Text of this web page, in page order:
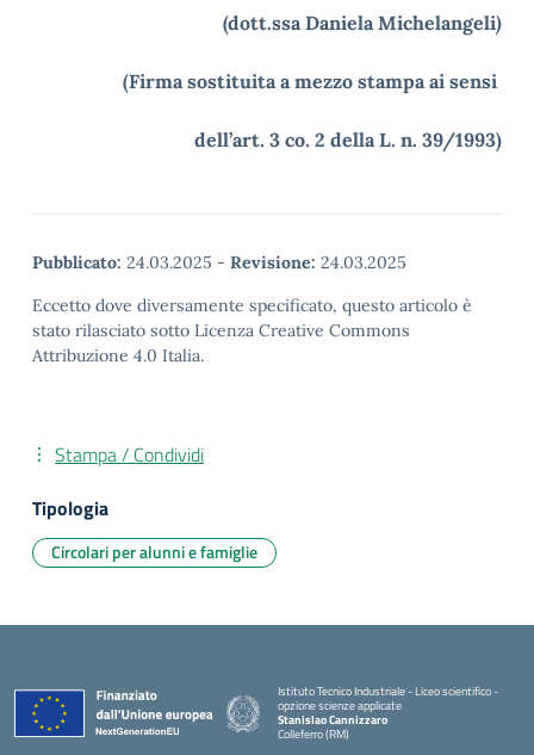
(dott.ssa Daniela Michelangeli)
(Firma sostituita a mezzo stampa ai sensi
dell’art. 3 co. 2 della L. n. 39/1993)
Pubblicato: 24.03.2025 - Revisione: 24.03.2025
Eccetto dove diversamente specificato, questo articolo è
stato rilasciato sotto Licenza Creative Commons
Attribuzione 4.0 Italia.
Stampa / Condividi
Tipologia
Circolari per alunni e famiglie
Istituto Tecnico Industriale - Liceo scientifico -
opzione scienze applicate
Stanislao Cannizzaro
Colleferro (RM)